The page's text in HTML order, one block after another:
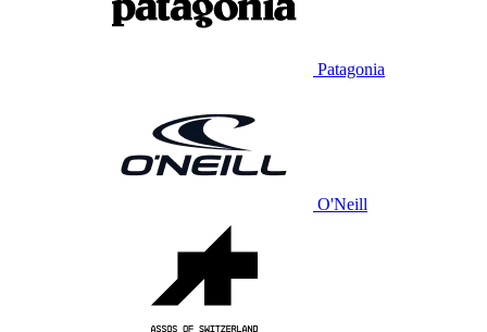
Patagonia
O'Neill